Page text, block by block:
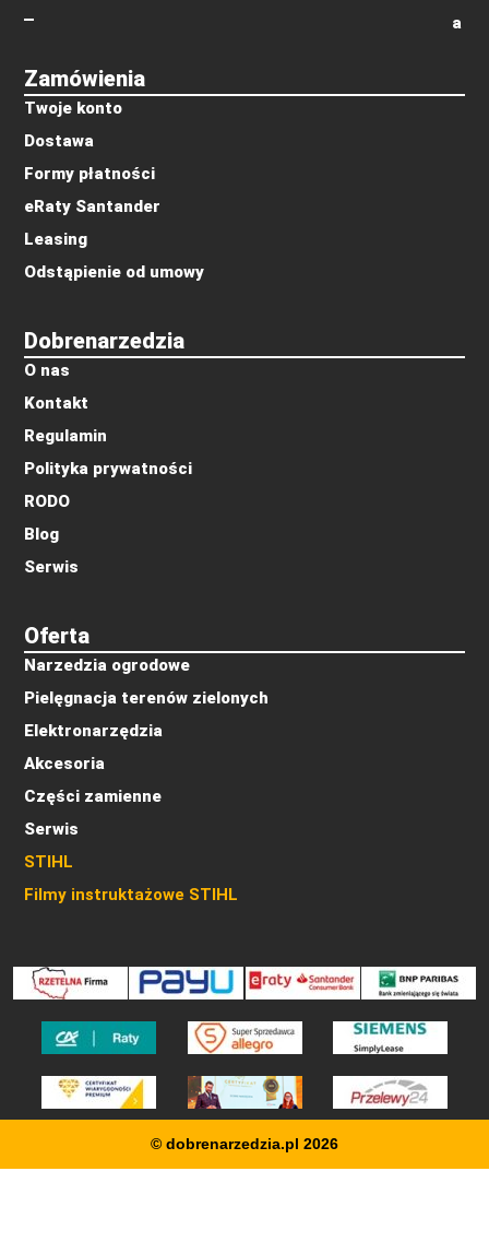
Oferta
Narzedzia ogrodowe
Pielęgnacja terenów zielonych
Elektronarzędzia
Akcesoria
Części zamienne
Serwis
STIHL
Filmy instruktażowe STIHL
Dobrenarzedzia
O nas
Kontakt
Regulamin
Polityka prywatności
RODO
Blog
Serwis
Zamówienia
Twoje konto
Dostawa
Formy płatności
eRaty Santander
Leasing
Odstąpienie od umowy
a
© dobrenarzedzia.pl 2026